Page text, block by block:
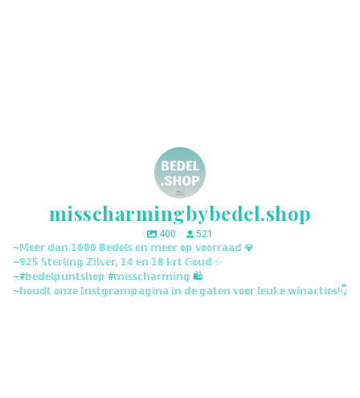
misscharmingbybedel.shop
400
521
~𝕄𝕖𝕖𝕣 𝕕𝕒𝕟 𝟙𝟘𝟘𝟘 𝔹𝕖𝕕𝕖𝕝𝕤 𝕖𝕟 𝕞𝕖𝕖𝕣 𝕠𝕡 𝕧𝕠𝕠𝕣𝕣𝕒𝕒𝕕 💎
~𝟡𝟚𝟝 𝕊𝕥𝕖𝕣𝕝𝕚𝕟𝕘 ℤ𝕚𝕝𝕧𝕖𝕣, 𝟙𝟜 𝕖𝕟 𝟙𝟠 𝕜𝕣𝕥 𝔾𝕠𝕦𝕕 ✨
~#𝕓𝕖𝕕𝕖𝕝𝕡𝕦𝕟𝕥𝕤𝕙𝕠𝕡 #𝕞𝕚𝕤𝕤𝕔𝕙𝕒𝕣𝕞𝕚𝕟𝕘 🛍️
~𝕙𝕠𝕦𝕕𝕥 𝕠𝕟𝕫𝕖 𝕀𝕟𝕤𝕥𝕘𝕣𝕒𝕞𝕡𝕒𝕘𝕚𝕟𝕒 𝕚𝕟 𝕕𝕖 𝕘𝕒𝕥𝕖𝕟 𝕧𝕠𝕠𝕣 𝕝𝕖𝕦𝕜𝕖 𝕨𝕚𝕟𝕒𝕔𝕥𝕚𝕖𝕤!👇